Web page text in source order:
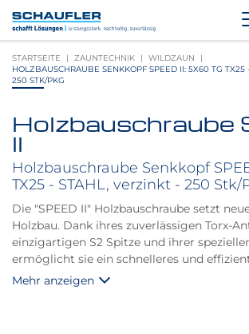
Inhalt
Hauptnavigation
Footernavigation
Logo
Schaufler
verlinkt
zur
STARTSEITE ZAUNTECHNIK
WILDZAUN
HOLZBAUSCHRAUBE SENKKOPF SPEED II: 5X60 TG TX25
250 STK/PKG
Produktbilder
überspringen
Holzbauschraube
II
Holzbauschraube Senkkopf
TX25 - STAHL, verzinkt - 250 Stk/
Die "SPEED II" Holzbauschraube setzt
Holzbau. Dank ihres zuverlässigen Torx-
einzigartigen S2 Spitze und ihrer
ermöglicht sie ein schnelleres und
während sie die Spaltwirkung des Holzes
Mehr anzeigen